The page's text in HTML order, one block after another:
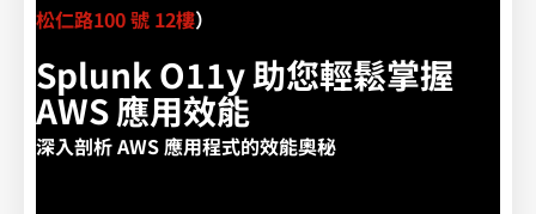
松仁路100 號 12樓）
Splunk O11y 助您輕鬆掌握
AWS 應用效能
深入剖析 AWS 應用程式的效能奧秘